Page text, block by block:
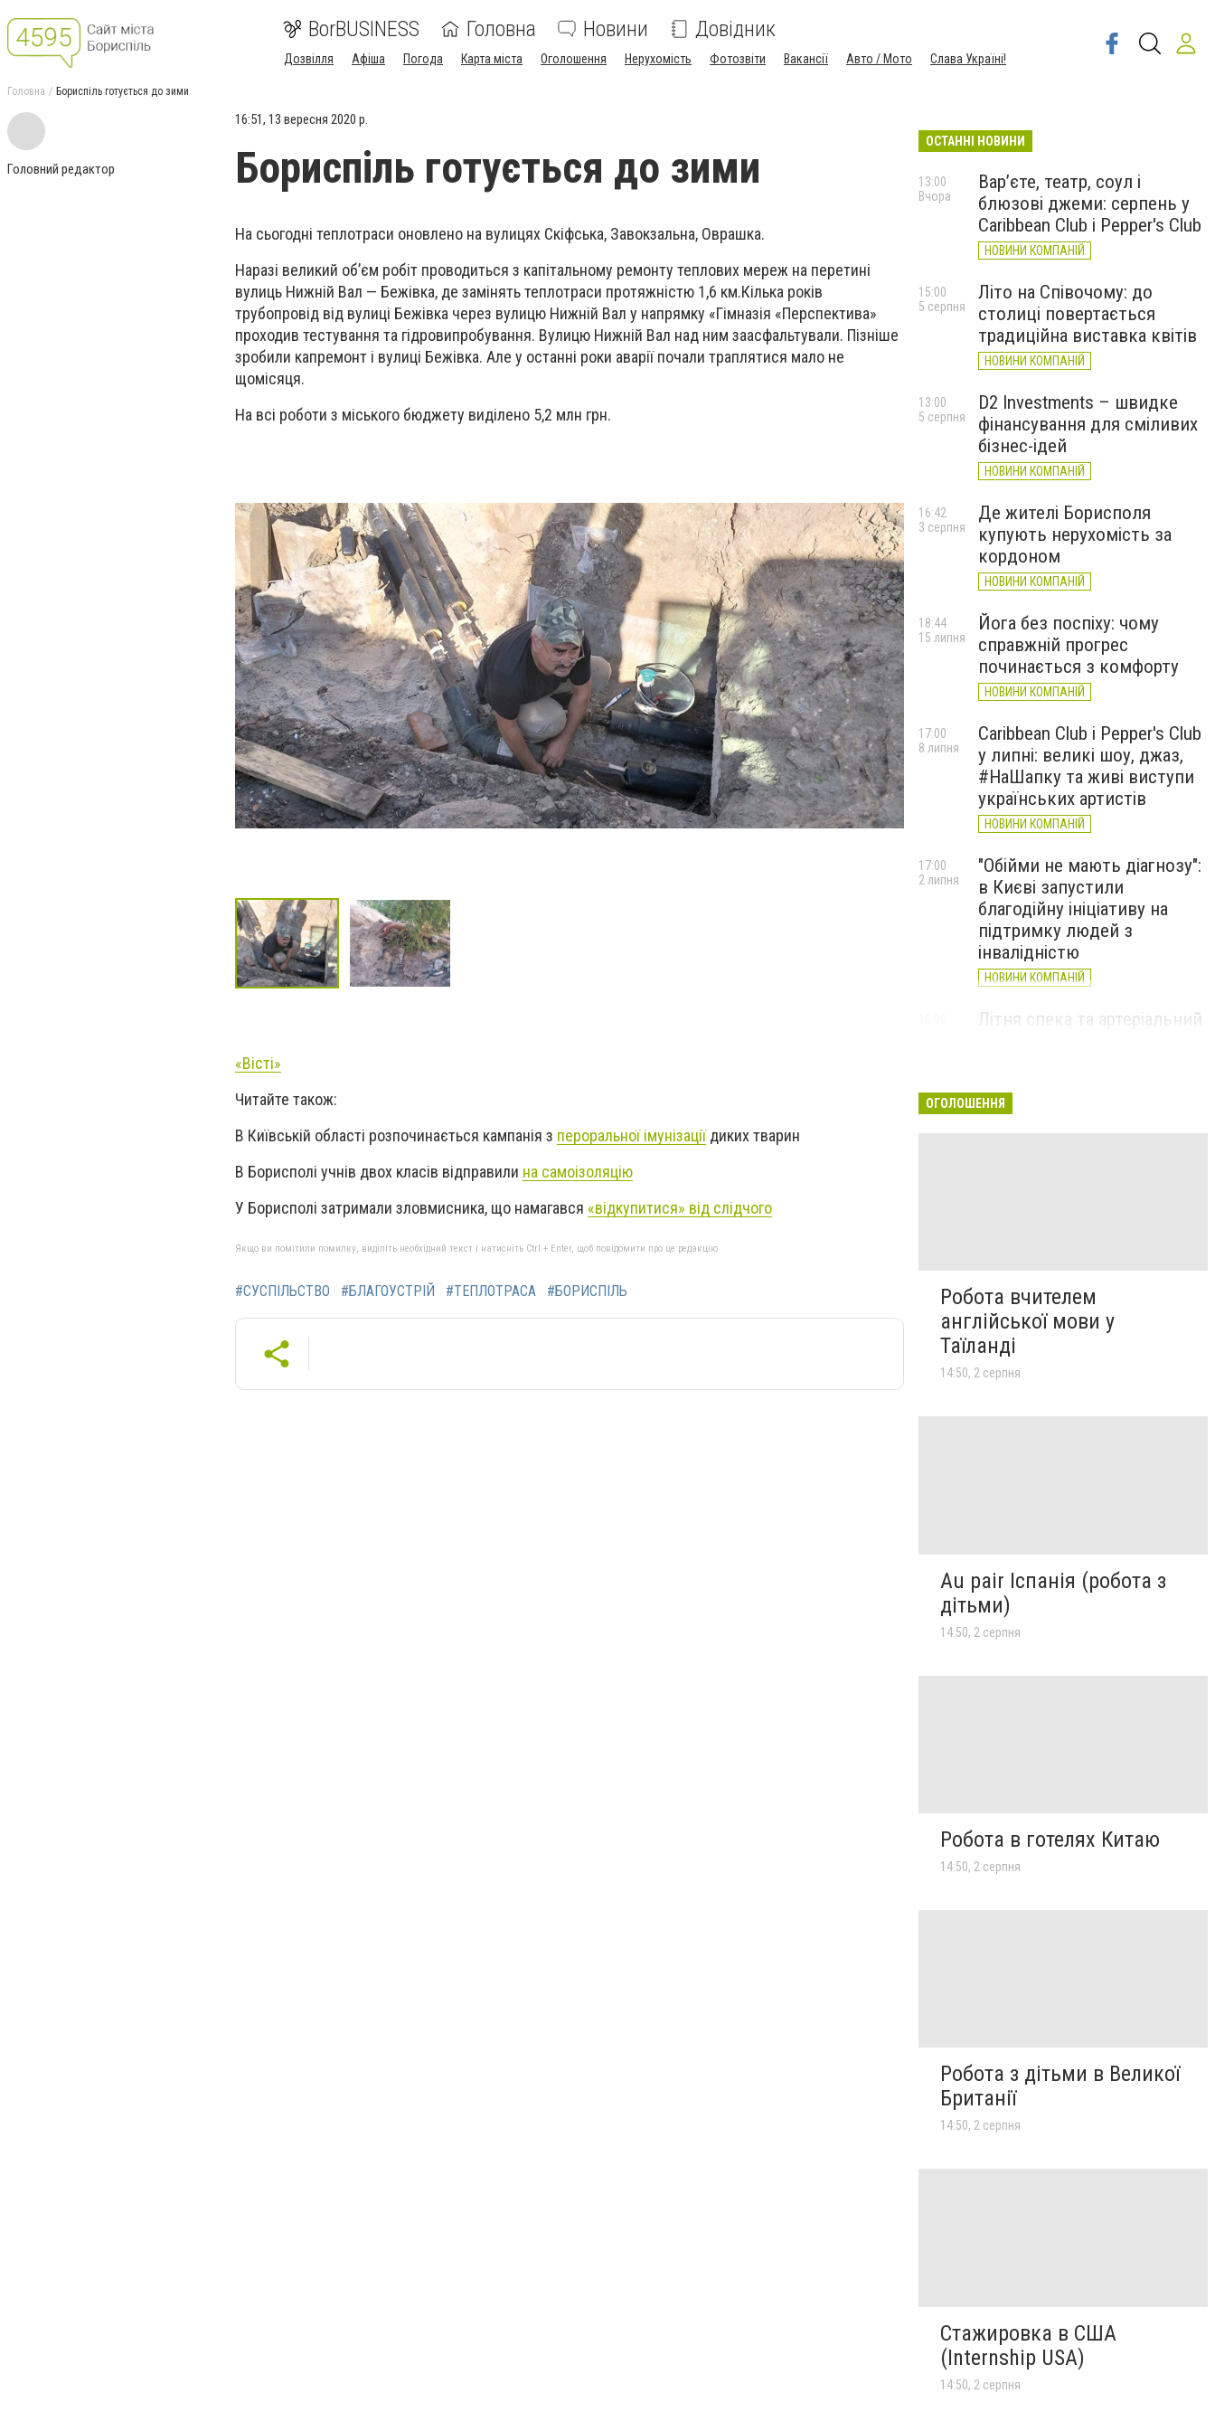
BorBUSINESS Головна Новини Довідник
Дозвілля Афіша Погода Карта міста Оголошення Нерухомість Фотозвіти Вакансії Авто / Мото Слава Україні!
Головна Бориспіль готується до зими
Головний редактор
16:51, 13 вересня 2020 р.
Бориспіль готується до зими
На сьогодні теплотраси оновлено на вулицях Скіфська, Завокзальна, Оврашка.
Наразі великий об’єм робіт проводиться з капітальному ремонту теплових мереж на перетині
вулиць Нижній Вал — Бежівка, де замінять теплотраси протяжністю 1,6 км.Кілька років
трубопровід від вулиці Бежівка через вулицю Нижній Вал у напрямку «Гімназія «Перспектива»
проходив тестування та гідровипробування. Вулицю Нижній Вал над ним заасфальтували. Пізніше
зробили капремонт і вулиці Бежівка. Але у останні роки аварії почали траплятися мало не
щомісяця.
На всі роботи з міського бюджету виділено 5,2 млн грн.
«Вісті»
Читайте також:
В Київській області розпочинається кампанія з пероральної імунізаціїдиких тварин
В Борисполі учнів двох класів відправили на самоізоляцію
У Борисполі затримали зловмисника, що намагався «відкупитися» від слідчого
Якщо ви помітили помилку, виділіть необхідний текст і натисніть Ctrl + Enter, щоб повідомити про це редакцію
#СУСПІЛЬСТВО #БЛАГОУСТРІЙ #ТЕПЛОТРАСА #БОРИСПІЛЬ
ОСТАННІ НОВИНИ
Вар’єте, театр, соул і
блюзові джеми: серпень у
Caribbean Club і Pepper's Club
НОВИНИ КОМПАНІЙ
13:00
Вчора
Літо на Співочому: до
столиці повертається
традиційна виставка квітів
НОВИНИ КОМПАНІЙ
15:00
5 серпня
D2 Investments – швидке
фінансування для сміливих
бізнес-ідей
НОВИНИ КОМПАНІЙ
13:00
5 серпня
Де жителі Борисполя
купують нерухомість за
кордоном
НОВИНИ КОМПАНІЙ
16:42
3 серпня
Йога без поспіху: чому
справжній прогрес
починається з комфорту
НОВИНИ КОМПАНІЙ
18:44
15 липня
Caribbean Club і Pepper's Club
у липні: великі шоу, джаз,
#НаШапку та живі виступи
українських артистів
НОВИНИ КОМПАНІЙ
17:00
8 липня
"Обійми не мають діагнозу":
в Києві запустили
благодійну ініціативу на
підтримку людей з
інвалідністю
НОВИНИ КОМПАНІЙ
17:00
2 липня
Літня спека та артеріальний
ОГОЛОШЕННЯ
Робота вчителем
англійської мови у
Таїланді
14:50, 2 серпня
Au pair Іспанія (робота з
дітьми)
14:50, 2 серпня
Робота в готелях Китаю
14:50, 2 серпня
Робота з дітьми в Великої
Британії
14:50, 2 серпня
Стажировка в США
(Internship USA)
14:50, 2 серпня